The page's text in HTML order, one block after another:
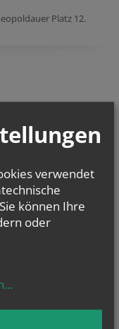
Platz 12.
verwendet
können Ihre
oder
...